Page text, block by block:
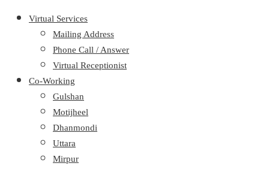
Virtual Services
Mailing Address
Phone Call / Answer
Virtual Receptionist
Co-Working
Gulshan
Motijheel
Dhanmondi
Uttara
Mirpur